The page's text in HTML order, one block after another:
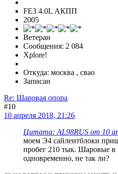
FE3 4.0L АКПП
2005
Ветеран
Сообщения: 2 084
Xplore!
Откуда: москва , свао
Записан
Re: Шаровая опора
#10
10 апреля 2018, 21:26
Цитата: AL98RUS от 10
моем Э4 сайлентблоки
пробег 210 тык. Шаровые в
одновременно, не так ли?